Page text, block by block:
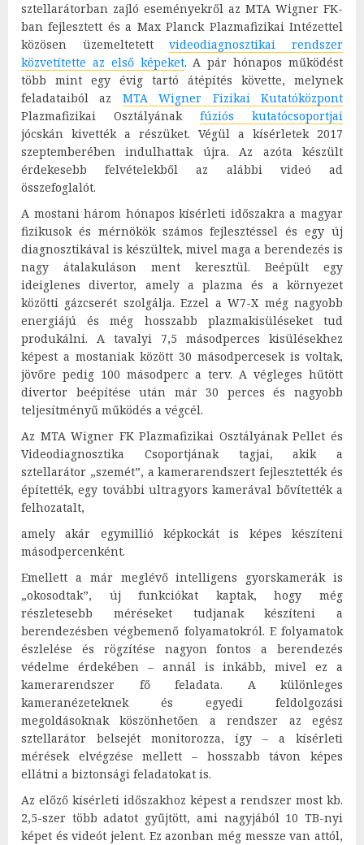
sztellarátorban zajló eseményekről az MTA Wigner FK-
ban fejlesztett és a Max Planck Plazmafizikai Intézettel
közösen üzemeltetettvideodiagnosztikai rendszer
közvetítette az első képeket. A pár hónapos működést
több mint egy évig tartó átépítés követte, melynek
feladataiból az MTA Wigner Fizikai Kutatóközpont
Plazmafizikai Osztályának fúziós kutatócsoportjai
jócskán kivették a részüket. Végül a kísérletek 2017
szeptemberében indulhattak újra. Az azóta készült
érdekesebb felvételekből az alábbi videó ad
összefoglalót.
A mostani három hónapos kísérleti időszakra a magyar
fizikusok és mérnökök számos fejlesztéssel és egy új
diagnosztikával is készültek, mivel maga a berendezés is
nagy átalakuláson ment keresztül. Beépült egy
ideiglenes divertor, amely a plazma és a környezet
közötti gázcserét szolgálja. Ezzel a W7-X még nagyobb
energiájú és még hosszabb plazmakisüléseket tud
produkálni. A tavalyi 7,5 másodperces kisülésekhez
képest a mostaniak között 30 másodpercesek is voltak,
jövőre pedig 100 másodperc a terv. A végleges hűtött
divertor beépítése után már 30 perces és nagyobb
teljesítményű működés a végcél.
Az MTA Wigner FK Plazmafizikai Osztályának Pellet és
Videodiagnosztika Csoportjának tagjai, akik a
sztellarátor „szemét”, a kamerarendszert fejlesztették és
építették, egy további ultragyors kamerával bővítették a
felhozatalt,
amely akár egymillió képkockát is képes készíteni
másodpercenként.
Emellett a már meglévő intelligens gyorskamerák is
„okosodtak”, új funkciókat kaptak, hogy még
részletesebb méréseket tudjanak készíteni a
berendezésben végbemenő folyamatokról. E folyamatok
észlelése és rögzítése nagyon fontos a berendezés
védelme érdekében – annál is inkább, mivel ez a
kamerarendszer fő feladata. A különleges
kameranézeteknek és egyedi feldolgozási
megoldásoknak köszönhetően a rendszer az egész
sztellarátor belsejét monitorozza, így – a kísérleti
mérések elvégzése mellett – hosszabb távon képes
ellátni a biztonsági feladatokat is.
Az előző kísérleti időszakhoz képest a rendszer most kb.
2,5-szer több adatot gyűjtött, ami nagyjából 10 TB-nyi
képet és videót jelent. Ez azonban még messze van attól,